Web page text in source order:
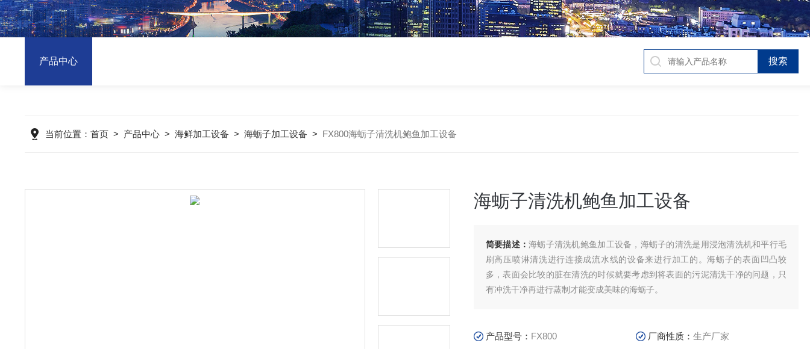
产品中心
当前位置： 首页> 产品中心> 海鲜加工设备 > 海蛎子加工设备 > FX800海蛎子清洗机鲍鱼加工设备
海蛎子清洗机鲍鱼加工设备
简要描述：海蛎子清洗机鲍鱼加工设备，海蛎子的清洗是用浸泡清洗机和平行毛
刷高压喷淋清洗进行连接成流水线的设备来进行加工的。海蛎子的表面凹凸较
多，表面会比较的脏在清洗的时候就要考虑到将表面的污泥清洗干净的问题，只
有冲洗干净再进行蒸制才能变成美味的海蛎子。
产品型号： FX800 厂商性质：生产厂家